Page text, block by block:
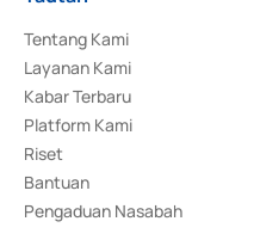
Tentang Kami
Layanan Kami
Kabar Terbaru
Platform Kami
Riset
Bantuan
Pengaduan Nasabah